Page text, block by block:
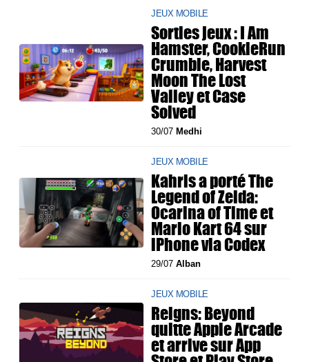
JEUX MOBILE
Sorties jeux : I Am
Hamster, CookieRun
Crumble, Harvest
Moon The Lost
Valley et Case
Solved
30/07 Medhi
JEUX MOBILE
Kahris a porté The
Legend of Zelda:
Ocarina of Time et
Mario Kart 64 sur
iPhone via Codex
29/07Alban
JEUX MOBILE
Reigns: Beyond
quitte Apple Arcade
et arrive sur App